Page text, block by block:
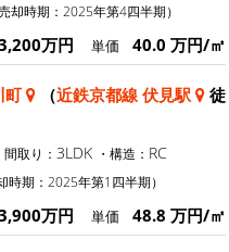
売却時期：2025年第4四半期）
万円 単価 40.0 万円/㎡
町 （近鉄京都線 伏見駅
徒
間取り： 3LDK ・構造： RC
時期：2025年第1四半期）
万円 単価 48.8 万円/㎡